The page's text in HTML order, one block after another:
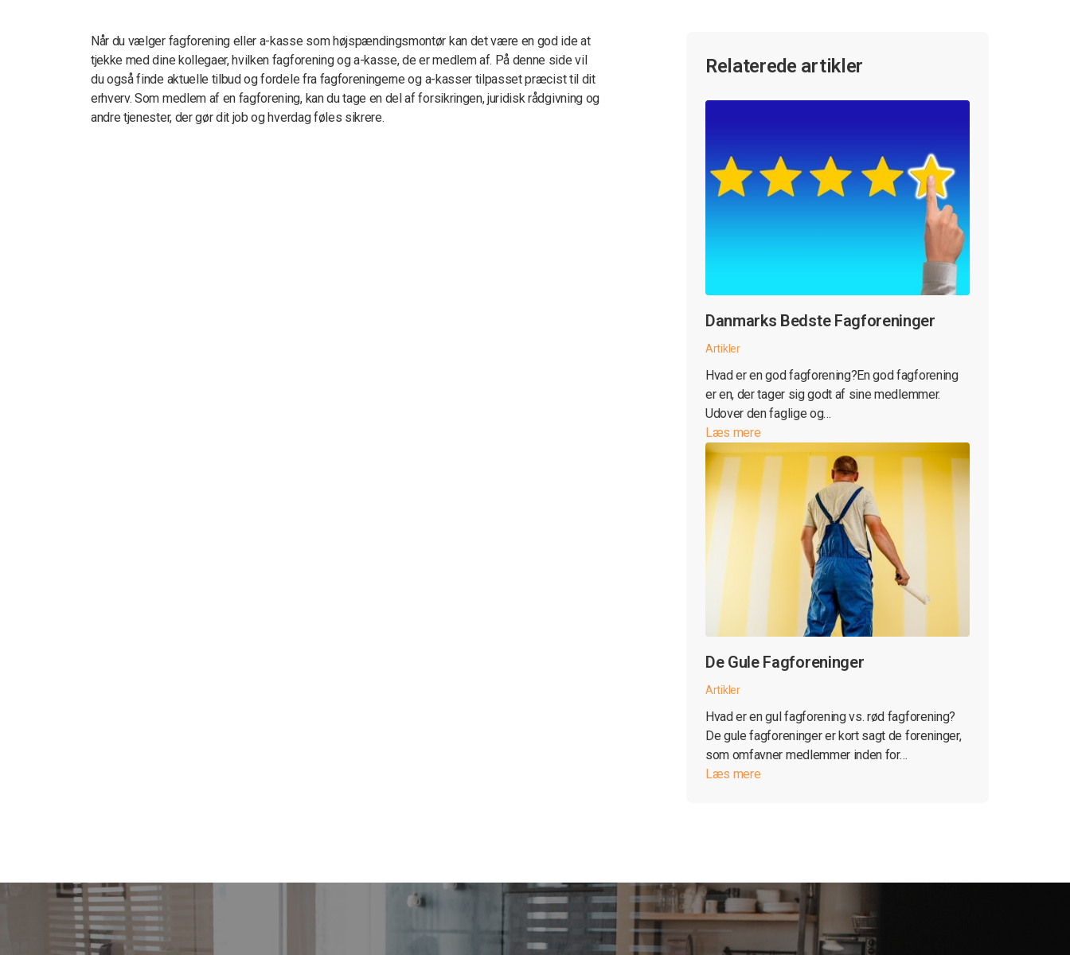
Når du vælger fagforening eller a-kasse som højspændingsmontør kan det være en god ide at
tjekke med dine kollegaer, hvilken fagforening og a-kasse, de er medlem af. På denne side vil
du også finde aktuelle tilbud og fordele fra fagforeningerne og a-kasser tilpasset præcist til dit
erhverv. Som medlem af en fagforening, kan du tage en del af forsikringen, juridisk rådgivning og
andre tjenester, der gør dit job og hverdag føles sikrere.
Relaterede artikler
Danmarks Bedste Fagforeninger
Artikler
Hvad er en god fagforening?En god fagforening
er en, der tager sig godt af sine medlemmer.
Udover den faglige og…
Læs mere
De Gule Fagforeninger
Artikler
Hvad er en gul fagforening vs. rød fagforening?
De gule fagforeninger er kort sagt de foreninger,
som omfavner medlemmer inden for…
Læs mere